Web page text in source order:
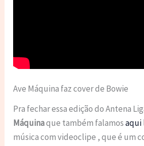
Ave Máquina faz cover de Bowie
Pra fechar essa edição do Antena
Máquinaque também falamosaqui
música com videoclipe , que é um